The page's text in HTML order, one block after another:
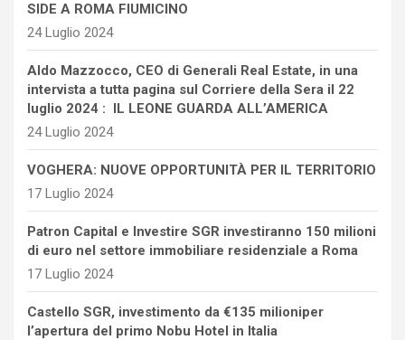
SIDE A ROMA FIUMICINO
24 Luglio 2024
Aldo Mazzocco, CEO di Generali Real Estate, in una
intervista a tutta pagina sul Corriere della Sera il 22
luglio 2024 : IL LEONE GUARDA ALL’AMERICA
24 Luglio 2024
VOGHERA: NUOVE OPPORTUNITÀ PER IL TERRITORIO
17 Luglio 2024
Patron Capital e Investire SGR investiranno 150 milioni
di euro nel settore immobiliare residenziale a Roma
17 Luglio 2024
Castello SGR, investimento da €135 milioniper
l’apertura del primo Nobu Hotel in Italia